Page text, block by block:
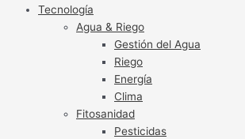
Tecnología
Agua & Riego
Gestión del Agua
Riego
Energía
Clima
Fitosanidad
Pesticidas